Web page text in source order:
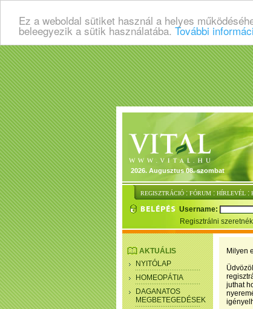
Ez a weboldal sütiket használ a helyes
beleegyezik a sütik használatába. További
2026. Augusztus 08. szombat
REGISZTRÁCIÓ : FÓRUM : HÍRLEVÉL :
Username:
Regisztrálni
AKTUÁLIS
NYITÓLAP
HOMEOPÁTIA
DAGANATOS
MEGBETEGEDÉSEK
Milyen
juthat